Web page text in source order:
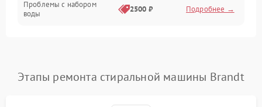
Проблемы с набором
воды
2500 ₽ Подробнее →
Подробнее →
Этапы ремонта стиральной машины Brandt